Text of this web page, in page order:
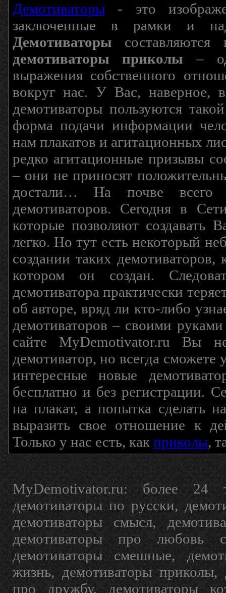
Демотиваторы- это
заключенные в рамки и
Демотиваторы составляются
демотиваторы приколы –
выражения собственного
вокруг нас. У Вас, наверное,
демотиваторы пользуются
форма подачи информации
нам плакатов и агитационных
редко агитационные призывы
– они не приносят
достали… На почве всего
демотиваторов. Сегодня в
которые позволяют создавать
легко. Но тут есть некоторый
создании таких
котором он создан.
демотиватора практически
об авторе, вряд ли кто-либо
демотиваторов – своими
сайте MyDemotivator.ru Вы
демотиватор, но всегда сможете
интересные новые
бесплатно и без регистрации.
на плакат, а попытка
выразить свое отношение к
Только у нас есть, как приколы,
MyDemotivator.ru: более 24
демотиваторы по русски,
демотиваторы смысл,
демотиваторы про любовь
демотиваторы смешные,
жизнь, демотиваторы приколы,
про дружбу, демотиваторы